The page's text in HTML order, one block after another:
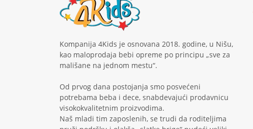
Kompanija 4Kids je osnovana 2018. godine, u Nišu,
kao maloprodaja bebi opreme po principu „sve za
mališane na jednom mestu“.
Od prvog dana postojanja smo posvećeni
potrebama beba i dece, snabdevajući prodavnicu
visokokvalitetnim proizvodima.
Naš mladi tim zaposlenih, se trudi da roditeljima